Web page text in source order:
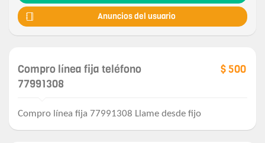
Anuncios del usuario
Compro línea fija teléfono
77991308
$ 500
Compro línea fija 77991308 Llame desde fijo